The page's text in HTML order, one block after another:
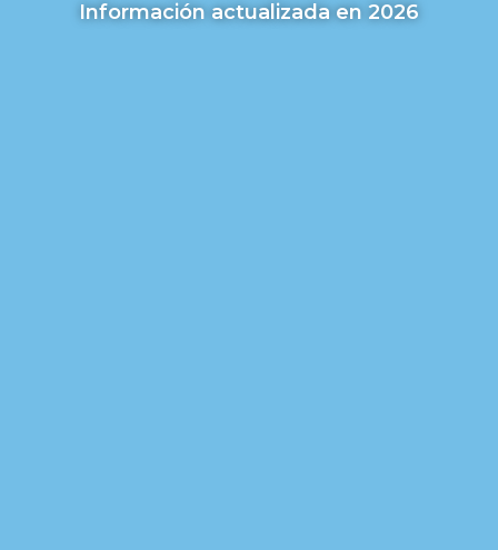
Información actualizada en 2026